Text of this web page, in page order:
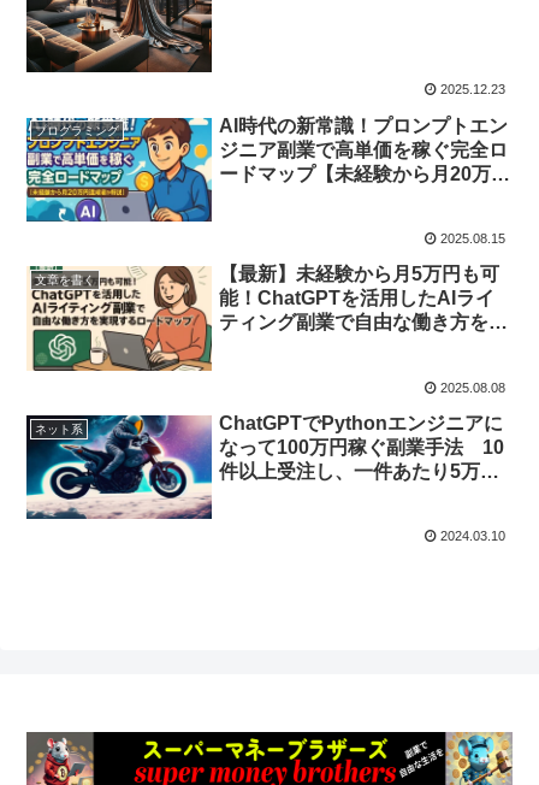
2025.12.23
プログラミング
AI時代の新常識！プロンプトエン
ジニア副業で高単価を稼ぐ完全ロ
ードマップ【未経験から月20万円
2025.08.15
文章を書く
【最新】未経験から月5万円も可
能！ChatGPTを活用したAIライ
ティング副業で自由な働き方を実
2025.08.08
ネット系
ChatGPTでPythonエンジニアに
なって100万円稼ぐ副業手法 10
件以上受注し、一件あたり5万円
2024.03.10